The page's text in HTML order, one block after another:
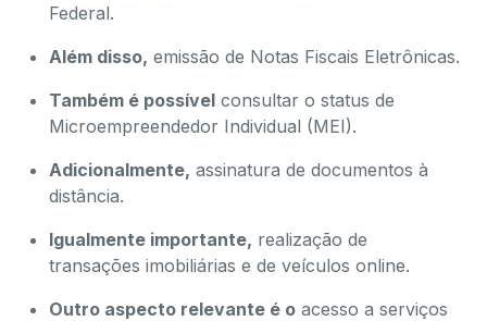
Federal.
Além disso, emissão de Notas Fiscais Eletrônicas.
Também é possível consultar o status de
Microempreendedor Individual (MEI).
Adicionalmente, assinatura de documentos à
distância.
Igualmente importante, realização de
transações imobiliárias e de veículos online.
Outro aspecto relevante é o acesso a serviços